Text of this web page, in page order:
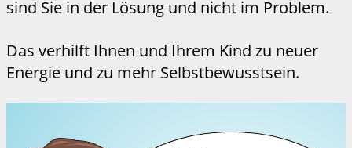
sind Sie in der Lösung und nicht im Problem.
Das verhilft Ihnen und Ihrem Kind zu neuer
Energie und zu mehr Selbstbewusstsein.